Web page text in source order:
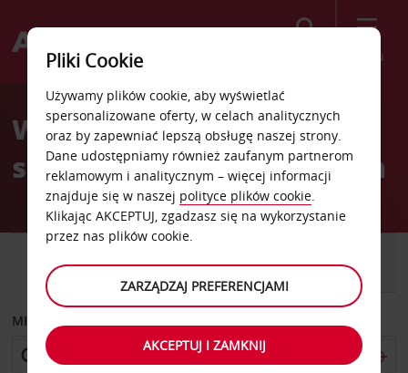
Menu
Welcome
AvisWypożyczalnia
samochodów Marlborough
DOSTAWCZY
MIEJSCE ODBIORU
Pliki Cookie
Używamy plików cookie, aby wyświetlać
spersonalizowane oferty, w celach analitycznych
oraz by zapewniać lepszą obsługę naszej strony.
Dane udostępniamy również zaufanym partnerom
reklamowym i analitycznym – więcej informacji
znajduje się w naszej polityce plików cookie.
Klikając AKCEPTUJ, zgadzasz się na wykorzystanie
przez nas plików cookie.
ZARZĄDZAJ PREFERENCJAMI
AKCEPTUJ I ZAMKNIJ